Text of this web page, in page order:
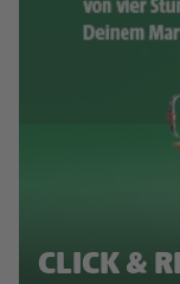
CLICK &